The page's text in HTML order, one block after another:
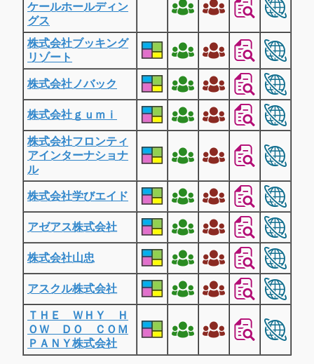
ケールホールディン
グス
株式会社ブッキング
リゾート
株式会社ノバック
株式会社ｇｕｍｉ
株式会社フロンティ
アインターナショナ
ル
株式会社学びエイド
アゼアス株式会社
株式会社山忠
アスクル株式会社
ＴＨＥ ＷＨＹ Ｈ
ＯＷ ＤＯ ＣＯＭ
ＰＡＮＹ株式会社